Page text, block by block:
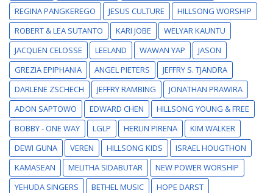
REGINA PANGKEREGO
JESUS CULTURE
HILLSONG WORSHIP
ROBERT & LEA SUTANTO
KARI JOBE
WELYAR KAUNTU
JACQLIEN CELOSSE
LEELAND WAWAN YAP
JASON
GREZIA EPIPHANIA
ANGEL PIETERS
JEFFRY S. TJANDRA
DARLENE ZSCHECH
JEFFRY RAMBING
JONATHAN PRAWIRA
ADON SAPTOWO
EDWARD CHEN
HILLSONG YOUNG & FREE
BOBBY - ONE WAY
LGLP HERLIN PIRENA
KIM WALKER
DEWI GUNA
VEREN HILLSONG KIDS
ISRAEL HOUGTHON
KAMASEAN
MELITHA SIDABUTAR
NEW POWER WORSHIP
YEHUDA SINGERS
BETHEL MUSIC
HOPE DARST